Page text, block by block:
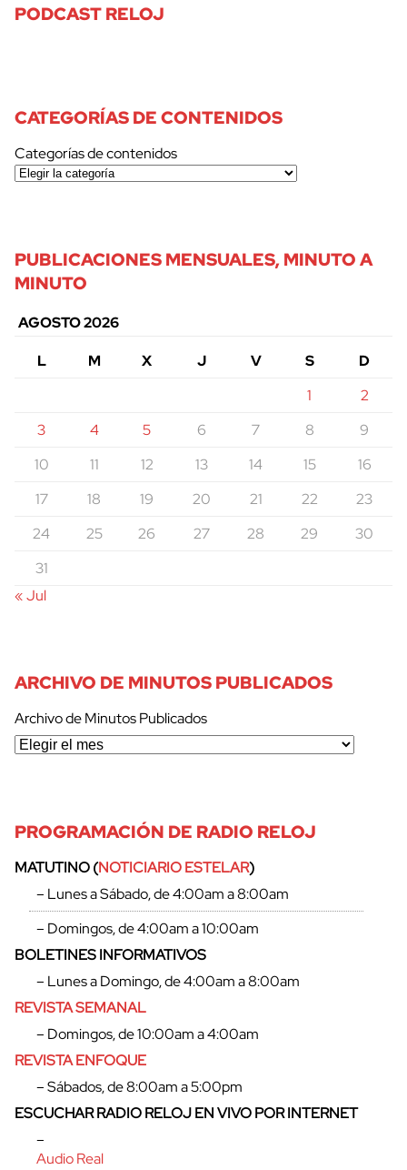
PODCAST RELOJ
CATEGORÍAS DE CONTENIDOS
Categorías de contenidos
PUBLICACIONES MENSUALES, MINUTO A
MINUTO
AGOSTO 2026
L
M X J V S
D
1
2
3
4 5 6 7 8
9
10
11 12 13 14 15
16
17
18 19 20 21 22
23
24
25 26 27 28 29
30
31
« Jul
ARCHIVO DE MINUTOS PUBLICADOS
Archivo de Minutos Publicados
PROGRAMACIÓN DE RADIO RELOJ
MATUTINO (NOTICIARIO ESTELAR)
– Lunes a Sábado, de 4:00am a 8:00am
– Domingos, de 4:00am a 10:00am
BOLETINES INFORMATIVOS
– Lunes a Domingo, de 4:00am a 8:00am
REVISTA SEMANAL
– Domingos, de 10:00am a 4:00am
REVISTA ENFOQUE
– Sábados, de 8:00am a 5:00pm
ESCUCHAR RADIO RELOJ EN VIVO POR INTERNET
–
Audio Real